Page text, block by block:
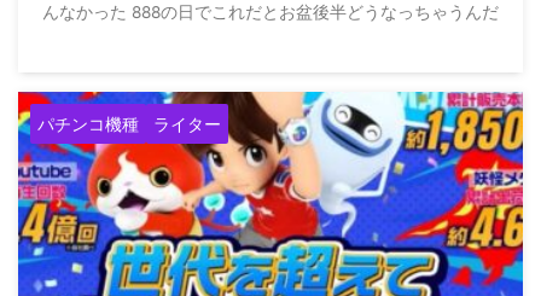
んなかった 888の日でこれだとお盆後半どうなっちゃうんだ
パチンコ機種 ライター